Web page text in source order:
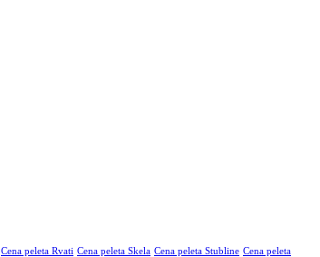
Cena peleta Rvati Cena peleta Skela Cena peleta Stubline Cena peleta